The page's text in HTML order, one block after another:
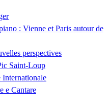
: Vienne et Paris autour de
perspectives
Saint-Loup
Internationale
e Cantare